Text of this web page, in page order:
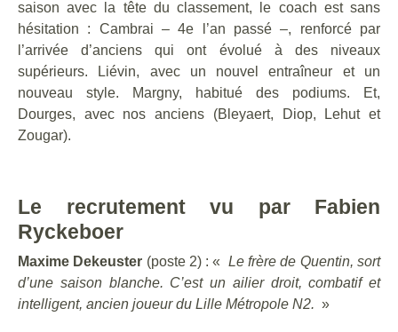
saison avec la tête du classement, le coach est sans
hésitation : Cambrai – 4e l’an passé –, renforcé par
l’arrivée d’anciens qui ont évolué à des niveaux
supérieurs. Liévin, avec un nouvel entraîneur et un
nouveau style. Margny, habitué des podiums. Et,
Dourges, avec nos anciens (Bleyaert, Diop, Lehut et
Zougar).
Le recrutement vu par Fabien
Ryckeboer
Maxime Dekeuster (poste 2) : « Le frère de Quentin, sort
d’une saison blanche. C’est un ailier droit, combatif et
intelligent, ancien joueur du Lille Métropole N2. »